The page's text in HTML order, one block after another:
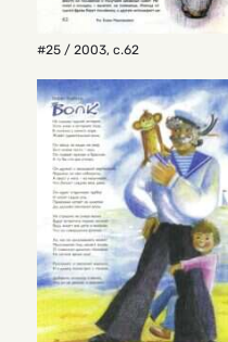
#25 / 2003, с.62